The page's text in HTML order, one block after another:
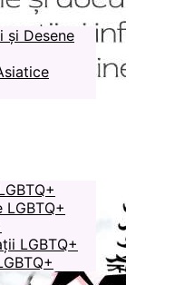
și Desene
LGBTQ+
LGBTQ+